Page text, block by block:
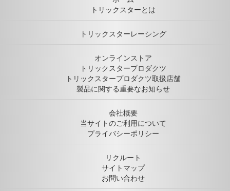
トリックスターとは
トリックスターレーシング
オンラインストア
トリックスタープロダクツ
トリックスタープロダクツ取扱店舗
製品に関する重要なお知らせ
会社概要
当サイトのご利用について
プライバシーポリシー
リクルート
サイトマップ
お問い合わせ